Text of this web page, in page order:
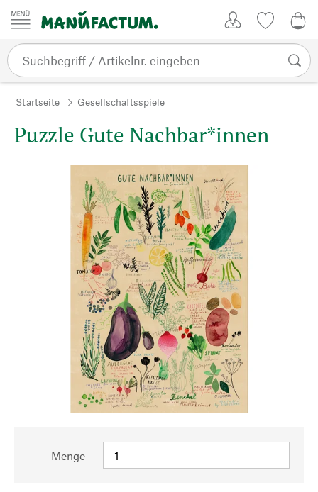
Zum Inhalt springen
Startseite Gesellschaftsspiele
Puzzle Gute Nachbar*innen
Menge